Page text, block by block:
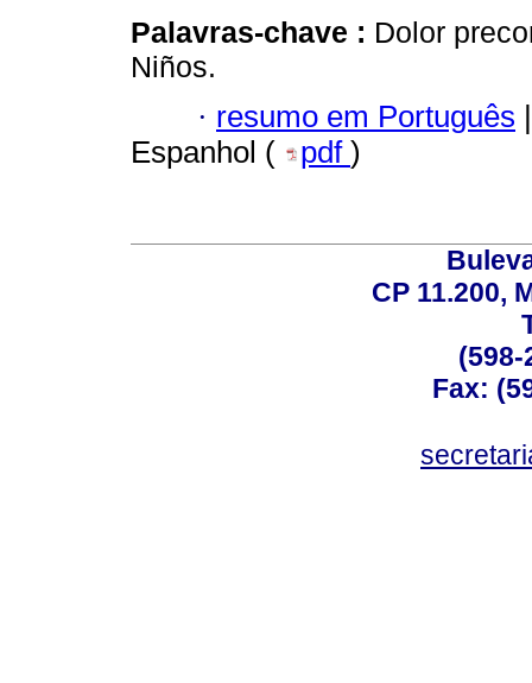
Palavras-chave : Dolor
Niños.
· resumo em Português
Espanhol (
pdf )
CP 11.200,
(598-
Fax: